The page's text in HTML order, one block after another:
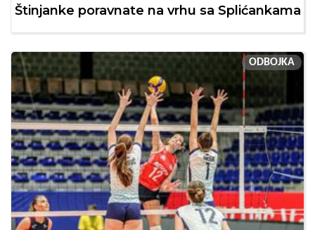
Štinjanke poravnate na vrhu sa Splićankama
ODBOJKA